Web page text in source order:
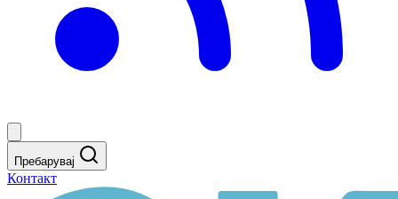
Пребарувај
Контакт